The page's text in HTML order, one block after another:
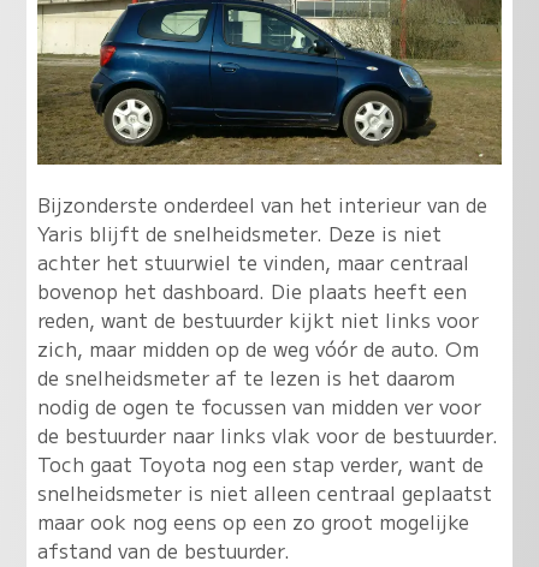
Bijzonderste onderdeel van het interieur van de
Yaris blijft de snelheidsmeter. Deze is niet
achter het stuurwiel te vinden, maar centraal
bovenop het dashboard. Die plaats heeft een
reden, want de bestuurder kijkt niet links voor
zich, maar midden op de weg vóór de auto. Om
de snelheidsmeter af te lezen is het daarom
nodig de ogen te focussen van midden ver voor
de bestuurder naar links vlak voor de bestuurder.
Toch gaat Toyota nog een stap verder, want de
snelheidsmeter is niet alleen centraal geplaatst
maar ook nog eens op een zo groot mogelijke
afstand van de bestuurder.